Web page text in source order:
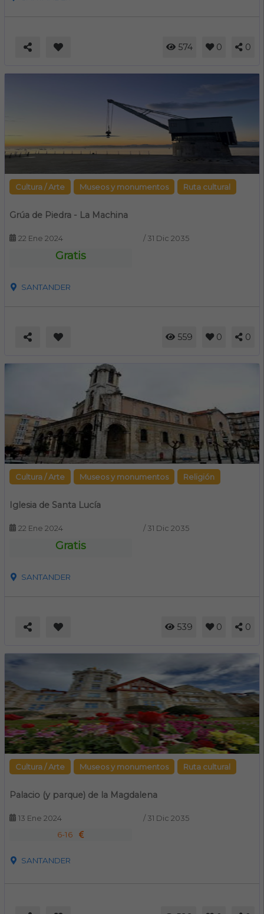
574 0 0
Cultura / Arte Museos y monumentos Ruta cultural
Grúa de Piedra - La Machina
22 Ene 2024 / 31 Dic 2035
Gratis
SANTANDER
559 0 0
Cultura / Arte Museos y monumentos Religión
Iglesia de Santa Lucía
22 Ene 2024 / 31 Dic 2035
Gratis
SANTANDER
539 0 0
Cultura / Arte Museos y monumentos Ruta cultural
Palacio (y parque) de la Magdalena
13 Ene 2024 / 31 Dic 2035
6-16
SANTANDER